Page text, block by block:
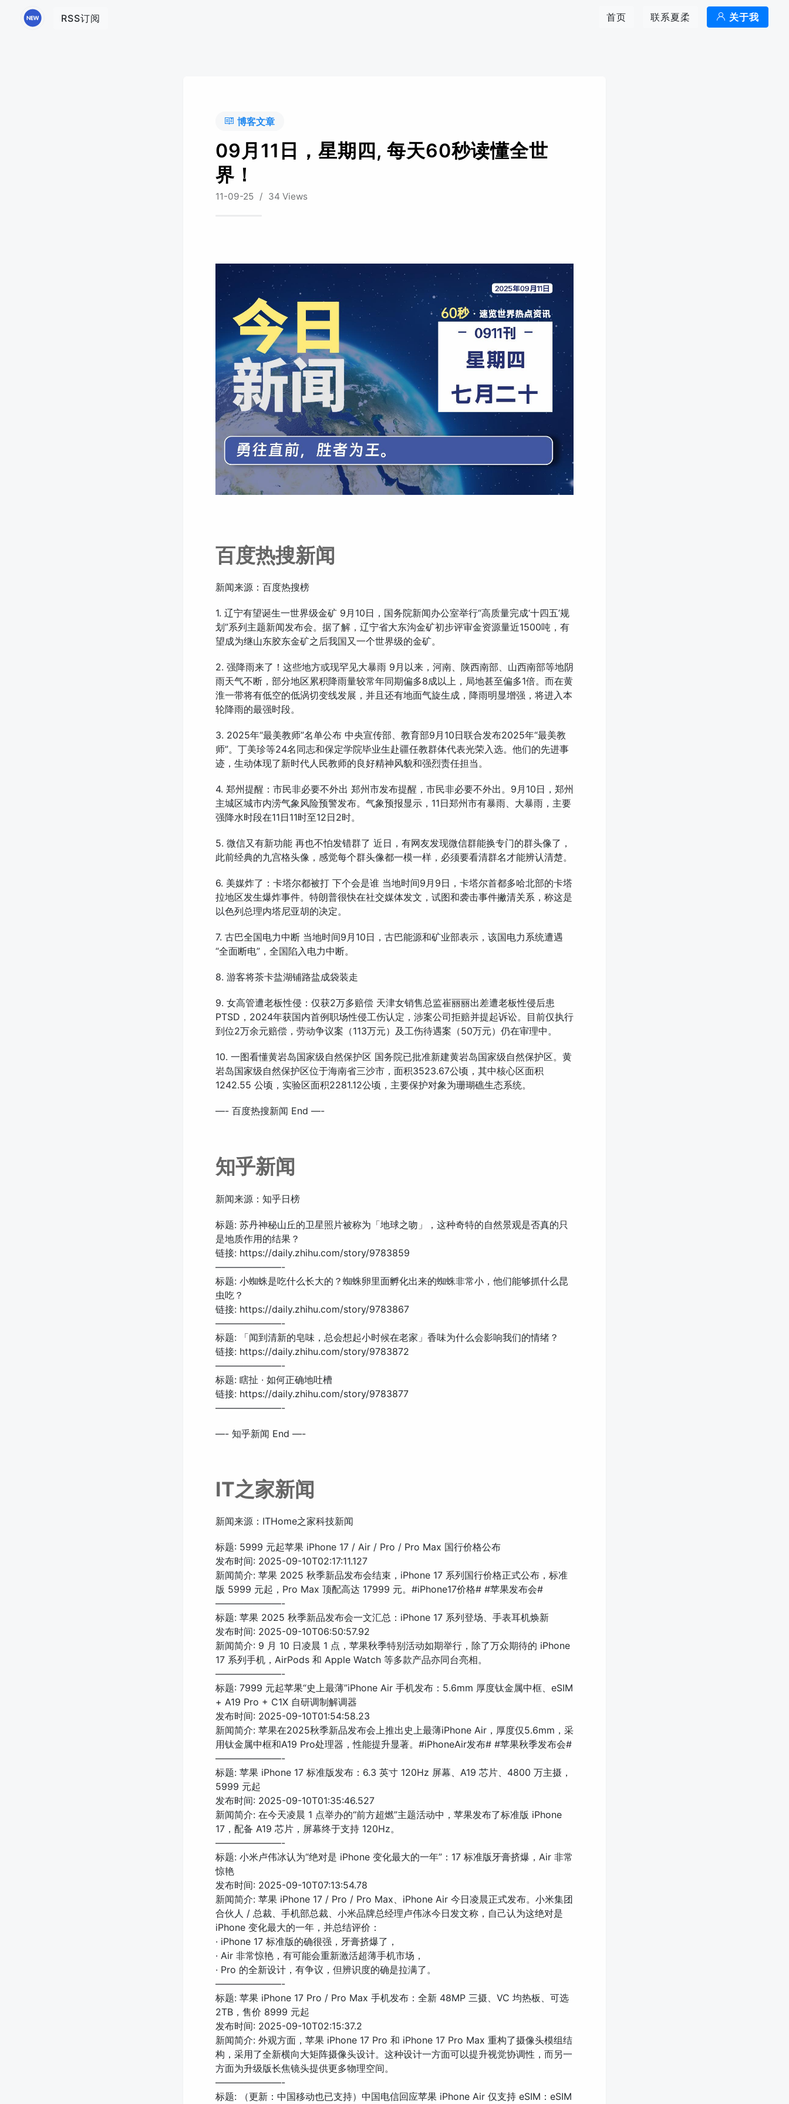
RSS订阅 首页 联系夏柔 关于我
博客文章
09月11日，星期四, 每天60秒读懂全世
界！
11-09-25 / 34 Views
百度热搜新闻
新闻来源：百度热搜榜
1. 辽宁有望诞生一世界级金矿 9月10日，国务院新闻办公室举行“高质量完成‘十四五’规
划”系列主题新闻发布会。据了解，辽宁省大东沟金矿初步评审金资源量近1500吨，有
望成为继山东胶东金矿之后我国又一个世界级的金矿。
2. 强降雨来了！这些地方或现罕见大暴雨 9月以来，河南、陕西南部、山西南部等地阴
雨天气不断，部分地区累积降雨量较常年同期偏多8成以上，局地甚至偏多1倍。而在黄
淮一带将有低空的低涡切变线发展，并且还有地面气旋生成，降雨明显增强，将进入本
轮降雨的最强时段。
3. 2025年“最美教师”名单公布 中央宣传部、教育部9月10日联合发布2025年“最美教
师”。丁美珍等24名同志和保定学院毕业生赴疆任教群体代表光荣入选。他们的先进事
迹，生动体现了新时代人民教师的良好精神风貌和强烈责任担当。
4. 郑州提醒：市民非必要不外出 郑州市发布提醒，市民非必要不外出。9月10日，郑州
主城区城市内涝气象风险预警发布。气象预报显示，11日郑州市有暴雨、大暴雨，主要
强降水时段在11日11时至12日2时。
5. 微信又有新功能 再也不怕发错群了 近日，有网友发现微信群能换专门的群头像了，
此前经典的九宫格头像，感觉每个群头像都一模一样，必须要看清群名才能辨认清楚。
6. 美媒炸了：卡塔尔都被打 下个会是谁 当地时间9月9日，卡塔尔首都多哈北部的卡塔
拉地区发生爆炸事件。特朗普很快在社交媒体发文，试图和袭击事件撇清关系，称这是
以色列总理内塔尼亚胡的决定。
7. 古巴全国电力中断 当地时间9月10日，古巴能源和矿业部表示，该国电力系统遭遇
“全面断电”，全国陷入电力中断。
8. 游客将茶卡盐湖铺路盐成袋装走
9. 女高管遭老板性侵：仅获2万多赔偿 天津女销售总监崔丽丽出差遭老板性侵后患
PTSD，2024年获国内首例职场性侵工伤认定，涉案公司拒赔并提起诉讼。目前仅执行
到位2万余元赔偿，劳动争议案（113万元）及工伤待遇案（50万元）仍在审理中。
10. 一图看懂黄岩岛国家级自然保护区 国务院已批准新建黄岩岛国家级自然保护区。黄
岩岛国家级自然保护区位于海南省三沙市，面积3523.67公顷，其中核心区面积
1242.55 公顷，实验区面积2281.12公顷，主要保护对象为珊瑚礁生态系统。
—- 百度热搜新闻 End —-
知乎新闻
新闻来源：知乎日榜
标题: 苏丹神秘山丘的卫星照片被称为「地球之吻」，这种奇特的自然景观是否真的只
是地质作用的结果？
链接: https://daily.zhihu.com/story/9783859
———————-
标题: 小蜘蛛是吃什么长大的？蜘蛛卵里面孵化出来的蜘蛛非常小，他们能够抓什么昆
虫吃？
链接: https://daily.zhihu.com/story/9783867
———————-
标题: 「闻到清新的皂味，总会想起小时候在老家」香味为什么会影响我们的情绪？
链接: https://daily.zhihu.com/story/9783872
———————-
标题: 瞎扯 · 如何正确地吐槽
链接: https://daily.zhihu.com/story/9783877
———————-
—- 知乎新闻 End —-
IT之家新闻
新闻来源：ITHome之家科技新闻
标题: 5999 元起苹果 iPhone 17 / Air / Pro / Pro Max 国行价格公布
发布时间: 2025-09-10T02:17:11.127
新闻简介: 苹果 2025 秋季新品发布会结束，iPhone 17 系列国行价格正式公布，标准
版 5999 元起，Pro Max 顶配高达 17999 元。#iPhone17价格# #苹果发布会#
———————-
标题: 苹果 2025 秋季新品发布会一文汇总：iPhone 17 系列登场、手表耳机焕新
发布时间: 2025-09-10T06:50:57.92
新闻简介: 9 月 10 日凌晨 1 点，苹果秋季特别活动如期举行，除了万众期待的 iPhone
17 系列手机，AirPods 和 Apple Watch 等多款产品亦同台亮相。
———————-
标题: 7999 元起苹果“史上最薄”iPhone Air 手机发布：5.6mm 厚度钛金属中框、eSIM
+ A19 Pro + C1X 自研调制解调器
发布时间: 2025-09-10T01:54:58.23
新闻简介: 苹果在2025秋季新品发布会上推出史上最薄iPhone Air，厚度仅5.6mm，采
用钛金属中框和A19 Pro处理器，性能提升显著。#iPhoneAir发布# #苹果秋季发布会#
———————-
标题: 苹果 iPhone 17 标准版发布：6.3 英寸 120Hz 屏幕、A19 芯片、4800 万主摄，
5999 元起
发布时间: 2025-09-10T01:35:46.527
新闻简介: 在今天凌晨 1 点举办的“前方超燃”主题活动中，苹果发布了标准版 iPhone
17，配备 A19 芯片，屏幕终于支持 120Hz。
———————-
标题: 小米卢伟冰认为“绝对是 iPhone 变化最大的一年”：17 标准版牙膏挤爆，Air 非常
惊艳
发布时间: 2025-09-10T07:13:54.78
新闻简介: 苹果 iPhone 17 / Pro / Pro Max、iPhone Air 今日凌晨正式发布。小米集团
合伙人 / 总裁、手机部总裁、小米品牌总经理卢伟冰今日发文称，自己认为这绝对是
iPhone 变化最大的一年，并总结评价：
· iPhone 17 标准版的确很强，牙膏挤爆了，
· Air 非常惊艳，有可能会重新激活超薄手机市场，
· Pro 的全新设计，有争议，但辨识度的确是拉满了。
———————-
标题: 苹果 iPhone 17 Pro / Pro Max 手机发布：全新 48MP 三摄、VC 均热板、可选
2TB，售价 8999 元起
发布时间: 2025-09-10T02:15:37.2
新闻简介: 外观方面，苹果 iPhone 17 Pro 和 iPhone 17 Pro Max 重构了摄像头模组结
构，采用了全新横向大矩阵摄像头设计。这种设计一方面可以提升视觉协调性，而另一
方面为升级版长焦镜头提供更多物理空间。
———————-
标题: （更新：中国移动也已支持）中国电信回应苹果 iPhone Air 仅支持 eSIM：eSIM